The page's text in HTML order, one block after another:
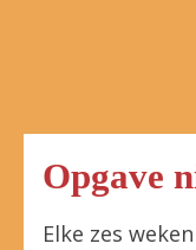
Opgave
Elke zes